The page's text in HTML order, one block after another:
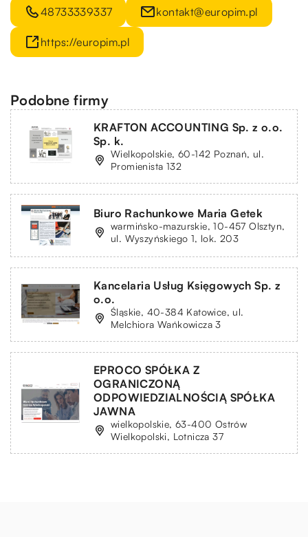
48733339337 kontakt@europim.pl
https://europim.pl
Podobne firmy
KRAFTON ACCOUNTING Sp. z o.o.
Sp. k.
Wielkopolskie, 60-142 Poznań, ul.
Promienista 132
Biuro Rachunkowe Maria Getek
warmińsko-mazurskie, 10-457 Olsztyn,
ul. Wyszyńskiego 1, lok. 203
Kancelaria Usług Księgowych Sp. z
o.o.
Śląskie, 40-384 Katowice, ul.
Melchiora Wańkowicza 3
EPROCO SPÓŁKA Z
OGRANICZONĄ
ODPOWIEDZIALNOŚCIĄ SPÓŁKA
JAWNA
wielkopolskie, 63-400 Ostrów
Wielkopolski, Lotnicza 37